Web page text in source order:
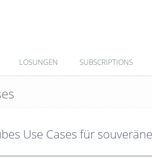
LÖSUNGEN SUBSCRIPTIONS
Use Cases für